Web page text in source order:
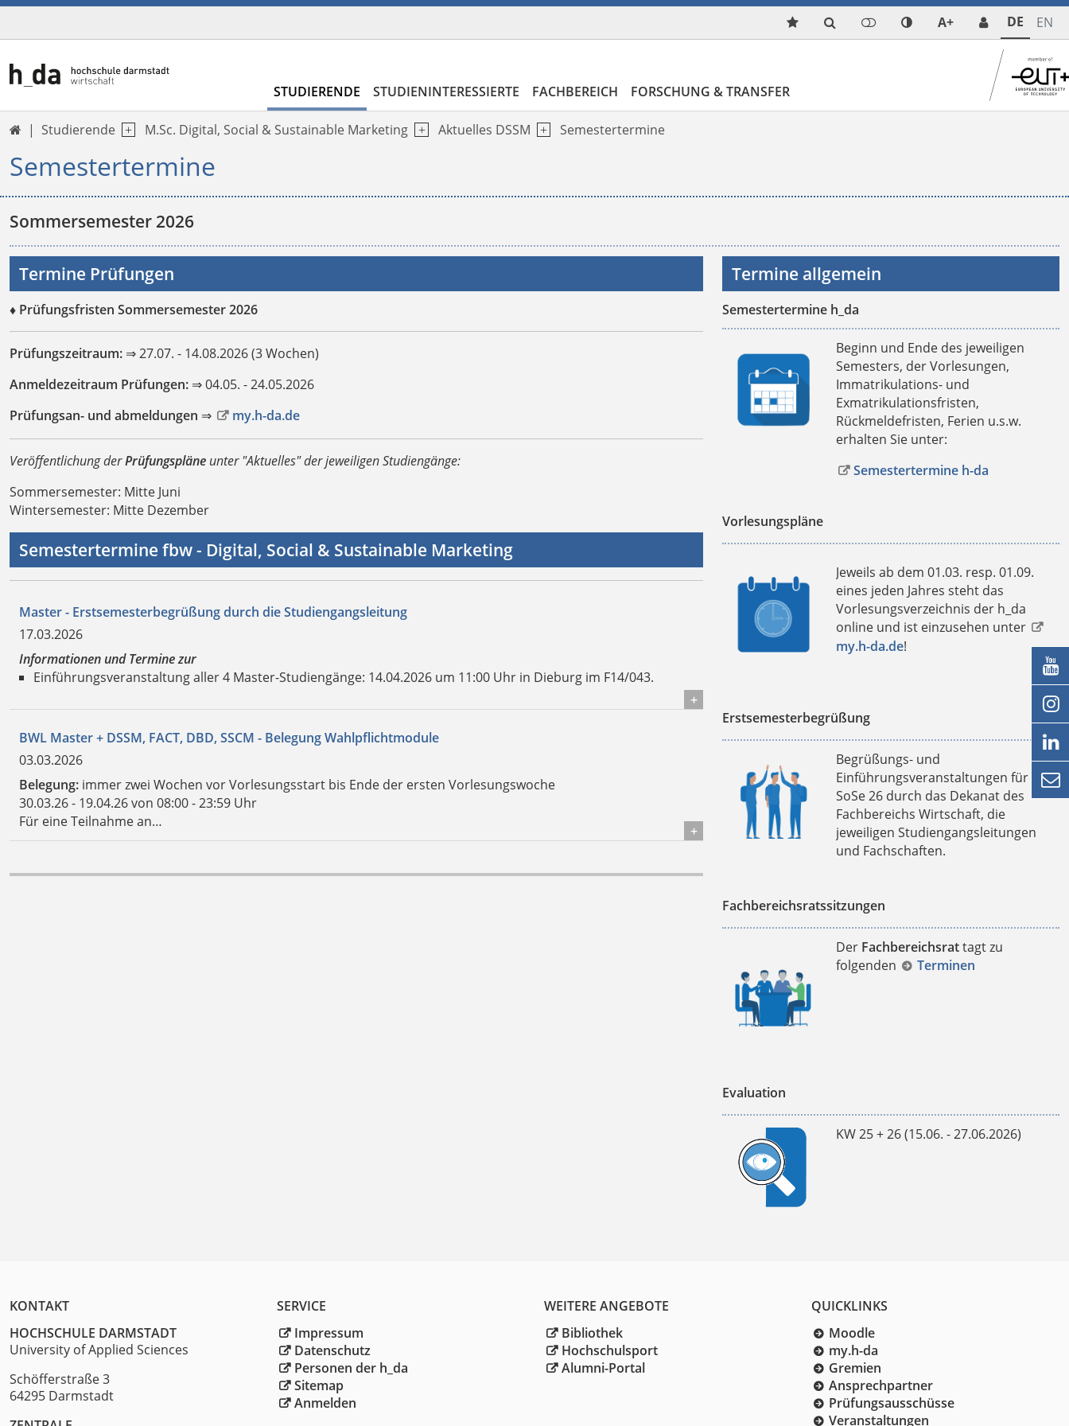
A+ DE EN
STUDIERENDE STUDIENINTERESSIERTE FACHBEREICH FORSCHUNG & TRANSFER
 Studierende M.Sc. Digital, Social & Sustainable Marketing Aktuelles DSSM Semestertermine
Semestertermine
Sommersemester 2026
Termine Prüfungen
♦ Prüfungsfristen Sommersemester 2026
Prüfungszeitraum: ⇒ 27.07. - 14.08.2026 (3 Wochen)
Anmeldezeitraum Prüfungen: ⇒ 04.05. - 24.05.2026
Prüfungsan- und abmeldungen ⇒ my.h-da.de
Veröffentlichung derPrüfungspläne unter "Aktuelles" der jeweiligen Studiengänge:
Sommersemester: Mitte Juni
Wintersemester: Mitte Dezember
Semestertermine fbw - Digital, Social & Sustainable Marketing
Master - Erstsemesterbegrüßung durch die Studiengangsleitung
17.03.2026
Informationen und Termine zur
Einführungsveranstaltung aller 4 Master-Studiengänge: 14.04.2026 um 11:00 Uhr in Dieburg im F14/043.
Details
BWL Master + DSSM, FACT, DBD, SSCM - Belegung Wahlpflichtmodule
03.03.2026
Belegung: immer zwei Wochen vor Vorlesungsstart bis Ende der ersten Vorlesungswoche
30.03.26 - 19.04.26 von 08:00 - 23:59 Uhr
Für eine Teilnahme an…
Details
Termine allgemein
Semestertermine h_da
Beginn und Ende des jeweiligen
Semesters, der Vorlesungen,
Immatrikulations- und
Exmatrikulationsfristen,
Rückmeldefristen, Ferien u.s.w.
erhalten Sie unter:
Semestertermine h-da
Vorlesungspläne
Jeweils ab dem 01.03. resp. 01.09.
eines jeden Jahres steht das
Vorlesungsverzeichnis der h_da
online und ist einzusehen unter
my.h-da.de!
Erstsemesterbegrüßung
Begrüßungs- und
Einführungsveranstaltungen für das
SoSe 26 durch das Dekanat des
Fachbereichs Wirtschaft, die
jeweiligen Studiengangsleitungen
und Fachschaften.
Fachbereichsratssitzungen
Der Fachbereichsrattagt zu
folgenden
Terminen
Evaluation
KW 25 + 26 (15.06. - 27.06.2026)
KONTAKT
HOCHSCHULE DARMSTADT
University of Applied Sciences
Schöfferstraße 3
64295 Darmstadt
SERVICE
Impressum
Datenschutz
Personen der h_da
Sitemap
Anmelden
WEITERE ANGEBOTE
Bibliothek
Hochschulsport
Alumni-Portal
QUICKLINKS
Moodle
my.h-da
Gremien
Ansprechpartner
Prüfungsausschüsse
Veranstaltungen



